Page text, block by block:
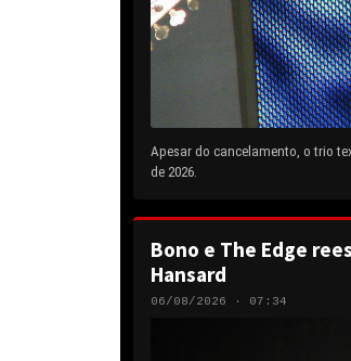
Apesar do cancelamento, o trio
de 2026.
Bono e The Edge
Hansard
06/08/2026 · 07:34